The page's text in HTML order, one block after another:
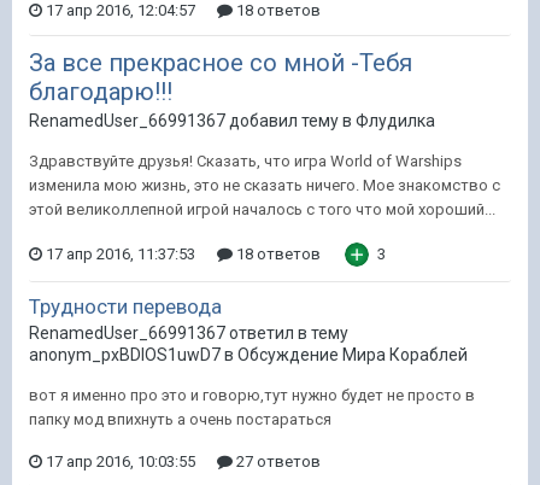
17 апр 2016, 12:04:57 18 ответов
За все прекрасное со мной -Тебя
благодарю!!!
RenamedUser_66991367 добавил тему в Флудилка
Здравствуйте друзья! Сказать, что игра World of Warships
изменила мою жизнь, это не сказать ничего. Мое знакомство с
этой великоллепной игрой началось с того что мой хороший...
17 апр 2016, 11:37:53 18 ответов 3
Трудности перевода
RenamedUser_66991367 ответил в тему
anonym_pxBDIOS1uwD7 в Обсуждение Мира Кораблей
вот я именно про это и говорю,тут нужно будет не просто в
папку мод впихнуть а очень постараться
17 апр 2016, 10:03:55 27 ответов